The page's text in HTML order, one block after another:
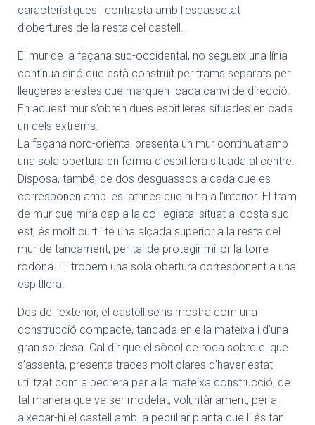
característiques i contrasta amb l’escassetat
d’obertures de la resta del castell.
El mur de la façana sud-occidental, no segueix una línia
continua sinó que està construït per trams separats per
lleugeres arestes que marquen cada canvi de direcció.
En aquest mur s’obren dues espitlleres situades en cada
un dels extrems.
La façana nord-oriental presenta un mur continuat amb
una sola obertura en forma d’espitllera situada al centre.
Disposa, també, de dos desguassos a cada que es
corresponen amb les latrines que hi ha a l’interior. El tram
de mur que mira cap a la col·legiata, situat al costa sud-
est, és molt curt i té una alçada superior a la resta del
mur de tancament, per tal de protegir millor la torre
rodona. Hi trobem una sola obertura corresponent a una
espitllera.
Des de l’exterior, el castell se’ns mostra com una
construcció compacte, tancada en ella mateixa i d’una
gran solidesa. Cal dir que el sòcol de roca sobre el que
s’assenta, presenta traces molt clares d’haver estat
utilitzat com a pedrera per a la mateixa construcció, de
tal manera que va ser modelat, voluntàriament, per a
aixecar-hi el castell amb la peculiar planta que li és tan